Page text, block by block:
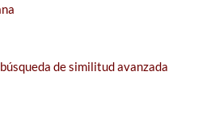
de similitud avanzada